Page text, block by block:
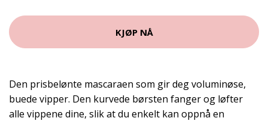
KJØP NÅ
Den prisbelønte mascaraen som gir deg voluminøse,
buede vipper. Den kurvede børsten fanger og løfter
alle vippene dine, slik at du enkelt kan oppnå en